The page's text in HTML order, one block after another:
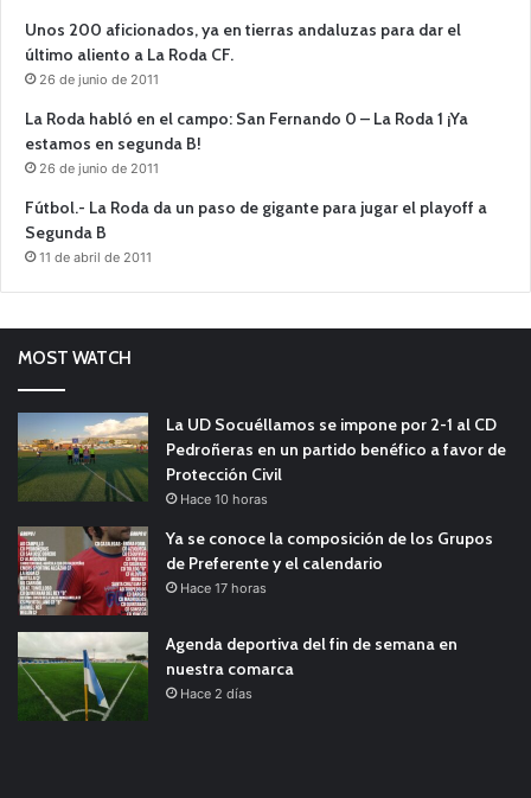
Unos 200 aficionados, ya en tierras andaluzas para dar el
último aliento a La Roda CF.
26 de junio de 2011
La Roda habló en el campo: San Fernando 0 – La Roda 1 ¡Ya
estamos en segunda B!
26 de junio de 2011
Fútbol.- La Roda da un paso de gigante para jugar el playoff a
Segunda B
11 de abril de 2011
MOST WATCH
La UD Socuéllamos se impone por 2-1 al CD
Pedroñeras en un partido benéfico a favor de
Protección Civil
Hace 10 horas
Ya se conoce la composición de los Grupos
de Preferente y el calendario
Hace 17 horas
Agenda deportiva del fin de semana en
nuestra comarca
Hace 2 días